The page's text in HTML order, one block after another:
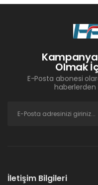
Olmak
E-Posta abonesi
haberlerden
İletişim Bilgileri